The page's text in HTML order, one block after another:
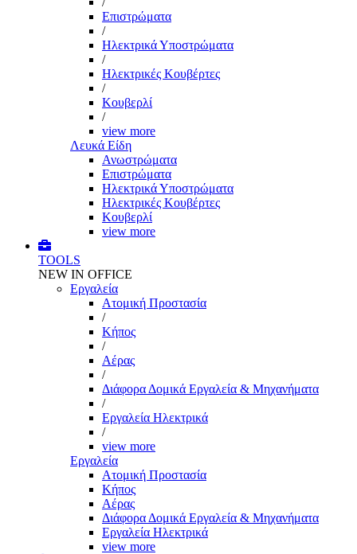
Επιστρώματα
/
Ηλεκτρικά Υποστρώματα
/
Ηλεκτρικές Κουβέρτες
/
Κουβερλί
/
view more
Λευκά Είδη
Ανωστρώματα
Επιστρώματα
Ηλεκτρικά Υποστρώματα
Ηλεκτρικές Κουβέρτες
Κουβερλί
view more
TOOLS
NEW IN OFFICE
Εργαλεία
Aτομική Προστασία
/
Kήπος
/
Αέρας
/
Διάφορα Δομικά Εργαλεία & Μηχανήματα
/
Εργαλεία Ηλεκτρικά
/
view more
Εργαλεία
Aτομική Προστασία
Kήπος
Αέρας
Διάφορα Δομικά Εργαλεία & Μηχανήματα
Εργαλεία Ηλεκτρικά
view more